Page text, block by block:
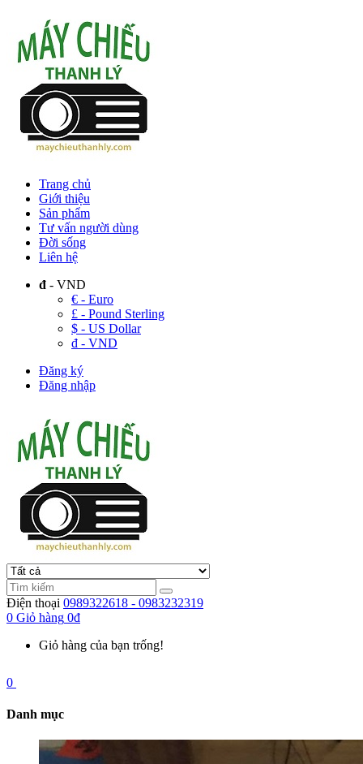
Trang chủ
Giới thiệu
Sản phẩm
Tư vấn người dùng
Đời sống
Liên hệ
đ - VND
€ - Euro
£ - Pound Sterling
$ - US Dollar
đ - VND
Đăng ký
Đăng nhập
Điện thoại 0989322618 - 0983232319
0 Giỏ hàng 0đ
Giỏ hàng của bạn trống!
0
Danh mục